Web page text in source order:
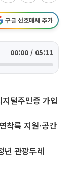
구글 선호매체 추가
00:00 / 05:11
털주민증 가입
착륙 지원·공간
관광두레